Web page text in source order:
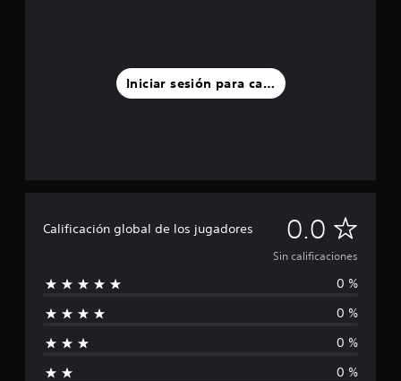
Iniciar sesión para calificar
Calificación global de los jugadores 0.0 S
i
n
c
a
Sin calificaciones
0 %
0 %
0 %
0 %